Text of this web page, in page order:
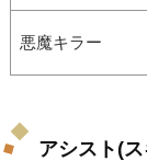
悪魔キラー
アシスト(